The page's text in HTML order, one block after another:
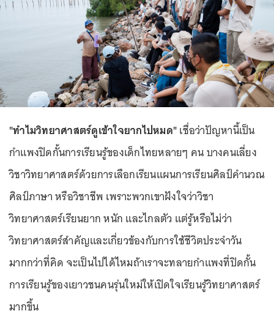
"ทำไมวิทยาศาสตร์ดูเข้าใจยากไปหมด"เชื่อว่าปัญหานี้เป็น
กำแพงปิดกั้นการเรียนรู้ของเด็กไทยหลายๆ คน บางคนเลี่ยง
วิชาวิทยาศาสตร์ด้วยการเลือกเรียนแผนการเรียนศิลป์คำนวณ
ศิลป์ภาษา หรือวิชาชีพ เพราะพวกเขาฝังใจว่าวิชา
วิทยาศาสตร์เรียนยาก หนัก และไกลตัว แต่รู้หรือไม่ว่า
วิทยาศาสตร์สำคัญและเกี่ยวข้องกับการใช้ชีวิตประจำวัน
มากกว่าที่คิด จะเป็นไปได้ไหมถ้าเราจะทลายกำแพงที่ปิดกั้น
การเรียนรู้ของเยาวชนคนรุ่นใหม่ให้เปิดใจเรียนรู้วิทยาศาสตร์
มากขึ้น